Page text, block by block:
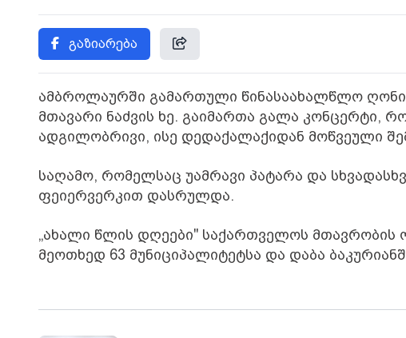
გაზიარება
ამბროლაურში გამართული წინასაახალწლო
მთავარი ნაძვის ხე. გაიმართა გალა კონცერტი,
ადგილობრივი, ისე დედაქალაქიდან მოწვეული
საღამო, რომელსაც უამრავი პატარა და
ფეიერვერკით დასრულდა.
„ახალი წლის დღეები" საქართველოს მთავრობის
მეოთხედ 63 მუნიციპალიტეტსა და დაბა